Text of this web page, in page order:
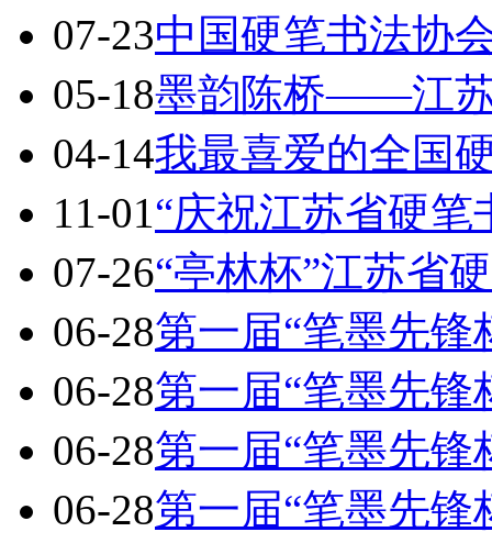
07-23中国硬笔书法协
05-18墨韵陈桥——江
04-14我最喜爱的全国
11-01“庆祝江苏省硬
07-26“亭林杯”江苏省
06-28第一届“笔墨先
06-28第一届“笔墨先
06-28第一届“笔墨先
06-28第一届“笔墨先